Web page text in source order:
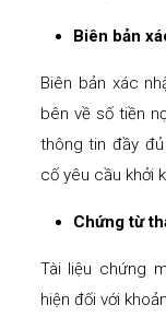
Biên bản
Biên bản xác
bên về số tiền
thông tin đầy
cố yêu cầu khởi
Chứng từ
Tài liệu chứng
hiện đối với